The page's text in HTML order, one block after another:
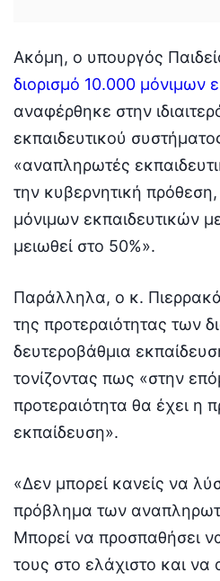
Ακόμη, ο υπουργός
διορισμό 10.000 μόνιμων
αναφέρθηκε στην
εκπαιδευτικού
«αναπληρωτές
την κυβερνητική
μόνιμων εκπαιδευτικών
μειωθεί στο 50%».
Παράλληλα, ο κ.
της προτεραιότητας των
δευτεροβάθμια
τονίζοντας πως «στην
προτεραιότητα θα έχει η
εκπαίδευση».
«Δεν μπορεί κανείς να
πρόβλημα των
Μπορεί να προσπαθήσει
τους στο ελάχιστο και να